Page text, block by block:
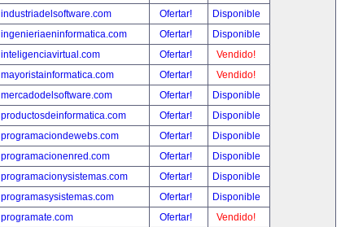
industriadelsoftware.com
Ofertar!
Disponible
ingenieriaeninformatica.com
Ofertar!
Disponible
inteligenciavirtual.com
Ofertar!
Vendido!
mayoristainformatica.com
Ofertar!
Vendido!
mercadodelsoftware.com
Ofertar!
Disponible
productosdeinformatica.com
Ofertar!
Disponible
programaciondewebs.com
Ofertar!
Disponible
programacionenred.com
Ofertar!
Disponible
programacionysistemas.com
Ofertar!
Disponible
programasysistemas.com
Ofertar!
Disponible
programate.com
Ofertar!
Vendido!